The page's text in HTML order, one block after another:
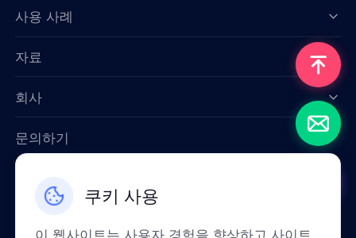
쿠키 사용
이 웹사이트는 사용자 경험을 향상하고 사이트
사용 사례
자료
회사
문의하기
한국인